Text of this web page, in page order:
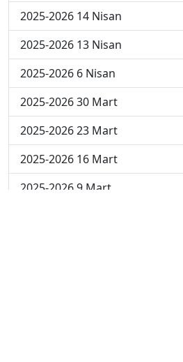
2025-2026 14 Nisan
2025-2026 13 Nisan
2025-2026 6 Nisan
2025-2026 30 Mart
2025-2026 23 Mart
2025-2026 16 Mart
2025-2026 9 Mart